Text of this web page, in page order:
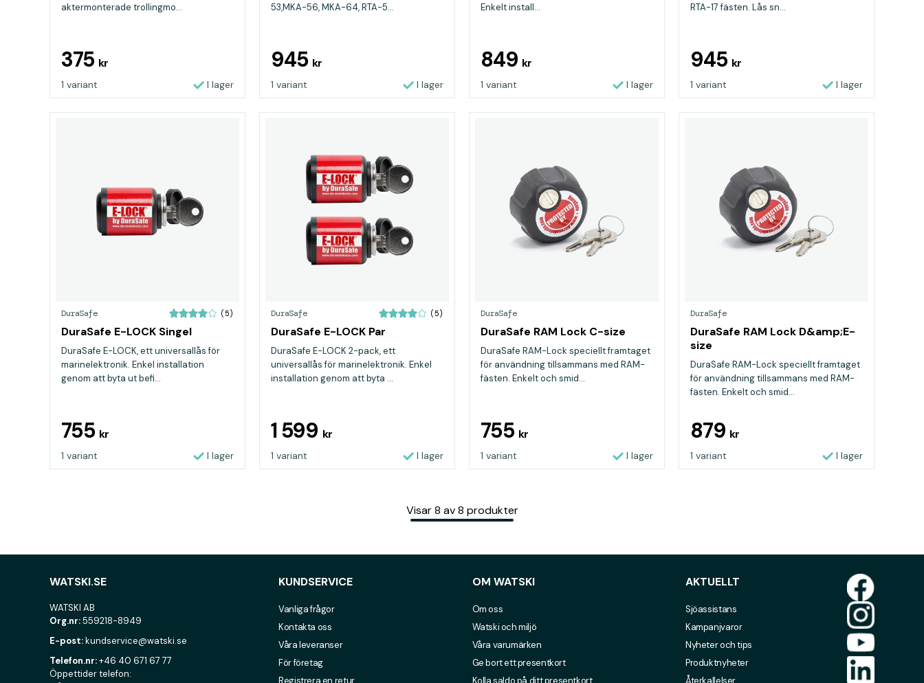
aktermonterade trollingmo...
375 kr
1 variant I lager
53,MKA-56, MKA-64, RTA-5...
945 kr
1 variant I lager
Enkelt install...
849 kr
1 variant I lager
RTA-17 fästen. Lås sn...
945 kr
1 variant I lager
DuraSafe (5)
DuraSafe E-LOCK Singel
DuraSafe E-LOCK, ett universallås för
marinelektronik. Enkel installation
genom att byta ut befi...
755 kr
1 variant I lager
DuraSafe (5)
DuraSafe E-LOCK Par
DuraSafe E-LOCK 2-pack, ett
universallås för marinelektronik. Enkel
installation genom att byta ...
1 599 kr
1 variant I lager
DuraSafe
DuraSafe RAM Lock C-size
DuraSafe RAM-Lock speciellt framtaget
för användning tillsammans med RAM-
fästen. Enkelt och smid...
755 kr
1 variant I lager
DuraSafe
DuraSafe RAM Lock D&amp;E-
size
DuraSafe RAM-Lock speciellt framtaget
för användning tillsammans med RAM-
fästen. Enkelt och smid...
879 kr
1 variant I lager
Visar 8 av 8 produkter
WATSKI.SE
WATSKI AB
Org.nr:559218-8949
E-post:kundservice@watski.se
Telefon.nr:+46 40 671 67 77
Öppettider telefon:
KUNDSERVICE
Vanliga frågor
Kontakta oss
Våra leveranser
För företag
Registrera en retur
OM WATSKI
Om oss
Watski och miljö
Våra varumärken
Ge bort ett presentkort
Kolla saldo på ditt presentkort
AKTUELLT
Sjöassistans
Kampanjvaror
Nyheter och tips
Produktnyheter
Återkallelser